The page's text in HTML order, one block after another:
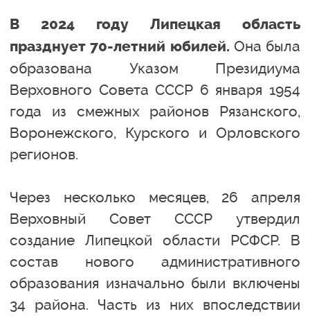
В 2024 году Липецкая область
празднует 70-летний юбилей. Она была
образована Указом Президиума
Верховного Совета СССР 6 января 1954
года из смежных районов Рязанского,
Воронежского, Курского и Орловского
регионов.
Через несколько месяцев, 26 апреля
Верховный Совет СССР утвердил
создание Липецкой области РСФСР. В
состав нового административного
образования изначально были включены
34 района. Часть из них впоследствии